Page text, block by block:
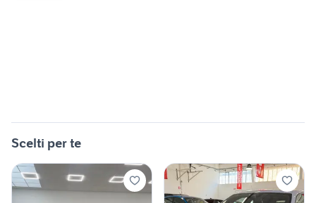
Scelti per te